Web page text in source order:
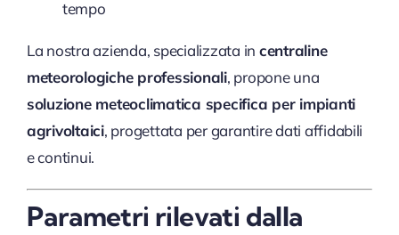
tempo
La nostra azienda, specializzata in centraline
meteorologiche professionali, propone una
soluzione meteoclimatica specifica per impianti
agrivoltaici, progettata per garantire dati affidabili
e continui.
Parametri rilevati dalla